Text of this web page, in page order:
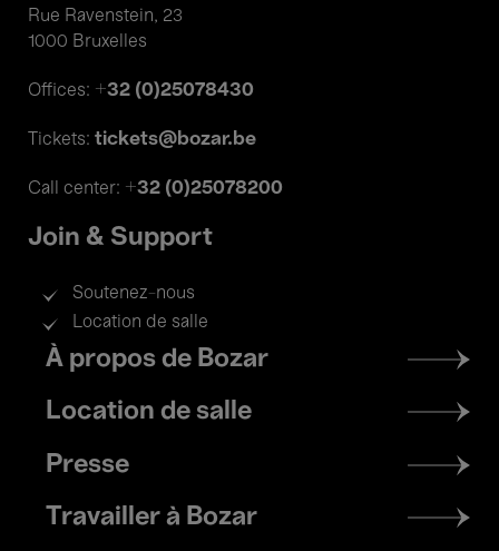
Rue Ravenstein, 23
1000 Bruxelles
Offices: +32 (0)25078430
Tickets: tickets@bozar.be
Call center: +32 (0)25078200
Join & Support
Soutenez-nous
Location de salle
Footer
menu
À propos de Bozar
Location de salle
Presse
Travailler à Bozar